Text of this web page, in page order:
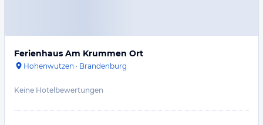
Ferienhaus Am Krummen Ort
Hohenwutzen · Brandenburg
Keine Hotelbewertungen